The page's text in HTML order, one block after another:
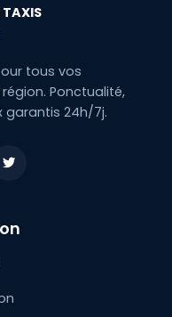
TAXIS
tous vos
Ponctualité,
24h/7j.